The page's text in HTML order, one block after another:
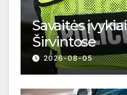
Savaitės
Širvintose
2026-08-05